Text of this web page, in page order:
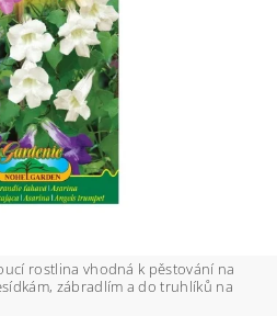
rostlina vhodná k pěstování na
zábradlím a do truhlíků na